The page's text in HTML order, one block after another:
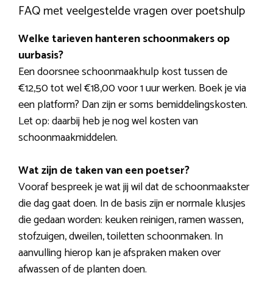
FAQ met veelgestelde vragen over poetshulp
Welke tarieven hanteren schoonmakers op
uurbasis?
Een doorsnee schoonmaakhulp kost tussen de
€12,50 tot wel €18,00 voor 1 uur werken. Boek je via
een platform? Dan zijn er soms bemiddelingskosten.
Let op: daarbij heb je nog wel kosten van
schoonmaakmiddelen.
Wat zijn de taken van een poetser?
Vooraf bespreek je wat jij wil dat de schoonmaakster
die dag gaat doen. In de basis zijn er normale klusjes
die gedaan worden: keuken reinigen, ramen wassen,
stofzuigen, dweilen, toiletten schoonmaken. In
aanvulling hierop kan je afspraken maken over
afwassen of de planten doen.